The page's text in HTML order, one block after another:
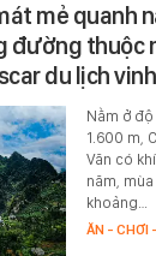
mẻ quanh
đường thuộc
du lịch
Nằm ở
1.600 m,
Văn có
năm,
khoảng…
ĂN - CHƠI